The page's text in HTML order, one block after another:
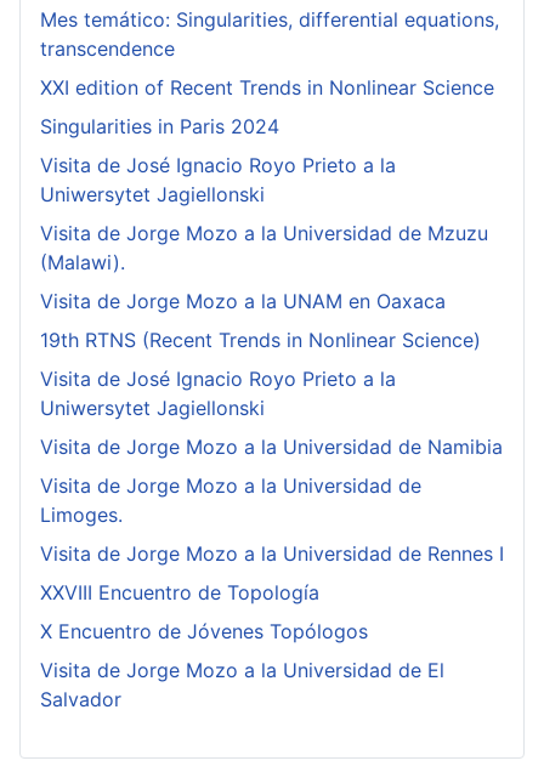
Mes temático: Singularities, differential equations,
transcendence
XXI edition of Recent Trends in Nonlinear Science
Singularities in Paris 2024
Visita de José Ignacio Royo Prieto a la
Uniwersytet Jagiellonski
Visita de Jorge Mozo a la Universidad de Mzuzu
(Malawi).
Visita de Jorge Mozo a la UNAM en Oaxaca
19th RTNS (Recent Trends in Nonlinear Science)
Visita de José Ignacio Royo Prieto a la
Uniwersytet Jagiellonski
Visita de Jorge Mozo a la Universidad de Namibia
Visita de Jorge Mozo a la Universidad de
Limoges.
Visita de Jorge Mozo a la Universidad de Rennes I
XXVIII Encuentro de Topología
X Encuentro de Jóvenes Topólogos
Visita de Jorge Mozo a la Universidad de El
Salvador